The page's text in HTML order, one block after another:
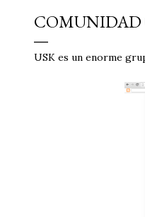
COMUNIDAD
USK es un enorme